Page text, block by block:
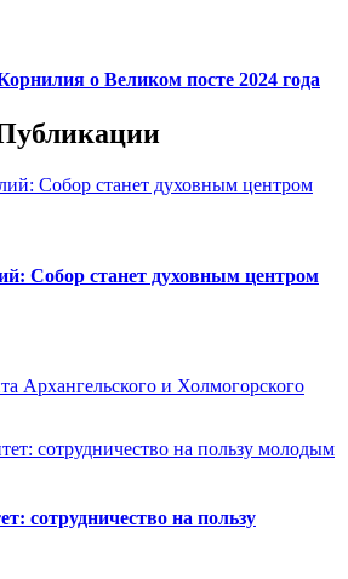
о Великом посте 2024 года
Собор станет духовным центром
Архангельского и Холмогорского
сотрудничество на пользу